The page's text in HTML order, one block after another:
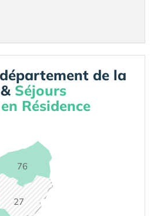
de la
& Séjours
Résidence
27
76